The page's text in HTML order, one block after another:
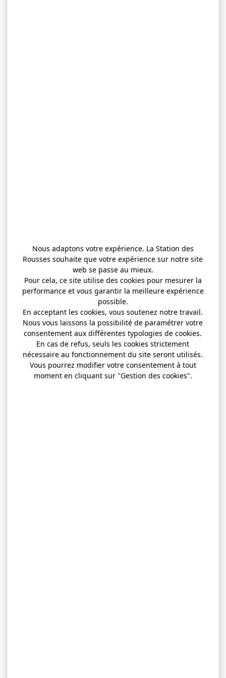
Nous adaptons votre expérience. La Station des
Rousses souhaite que votre expérience sur notre site
web se passe au mieux.
Pour cela, ce site utilise des cookies pour mesurer la
performance et vous garantir la meilleure expérience
possible.
En acceptant les cookies, vous soutenez notre travail.
Nous vous laissons la possibilité de paramétrer votre
consentement aux différentes typologies de cookies.
En cas de refus, seuls les cookies strictement
nécessaire au fonctionnement du site seront utilisés.
Vous pourrez modifier votre consentement à tout
moment en cliquant sur "Gestion des cookies".